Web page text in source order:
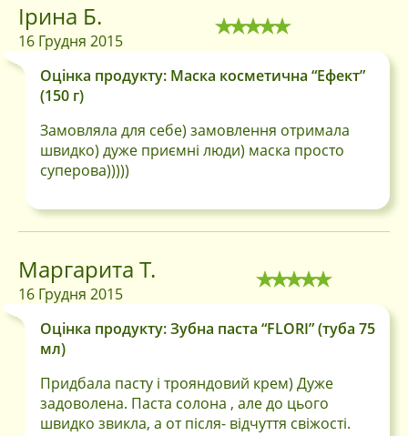
Ірина Б.
16 Грудня 2015
Оцінка продукту: Маска косметична “Ефект”
(150 г)
Замовляла для себе) замовлення отримала
швидко) дуже приємні люди) маска просто
суперова)))))
Маргарита Т.
16 Грудня 2015
Оцінка продукту: Зубна паста “FLORI” (туба 75
мл)
Придбала пасту i трояндовий крем) Дуже
задоволена. Паста солона , але до цього
швидко звикла, а от пiсля- вiдчуття свiжостi.